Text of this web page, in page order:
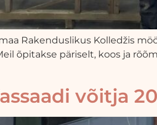
Rakenduslikus Kolledžis
õpitakse päriselt, koos ja
võitja